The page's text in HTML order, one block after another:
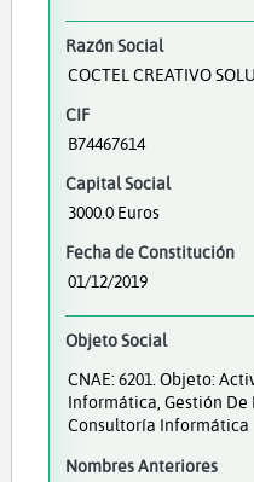
Razón Social
COCTEL CREATIVO
CIF
B74467614
Capital Social
3000.0 Euros
Fecha de Constitución
01/12/2019
Objeto Social
CNAE: 6201. Objeto:
Informática, Gestión De
Consultoría Informática
Nombres Anteriores